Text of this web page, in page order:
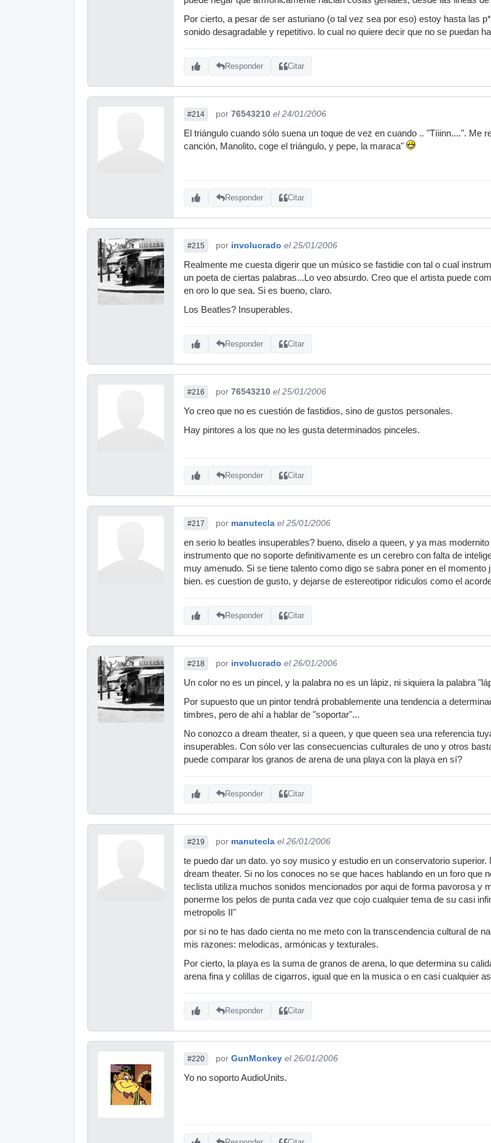
Por cierto, a pesar de ser asturiano (o tal vez sea por eso) estoy hasta las
sonido desagradable y repetitivo. lo cual no quiere decir que no se puedan
Responder Citar
#214 por 76543210 el 24/01/2006
El triángulo cuando sólo suena un toque de vez en cuando .. "Tíiinn....". Me
canción, Manolito, coge el triángulo, y pepe, la maraca"
Responder Citar
#215 por involucrado el 25/01/2006
Realmente me cuesta digerir que un músico se fastidie con tal o cual
un poeta de ciertas palabras...Lo veo absurdo. Creo que el artista puede
en oro lo que sea. Si es bueno, claro.
Los Beatles? Insuperables.
Responder Citar
#216 por 76543210 el 25/01/2006
Yo creo que no es cuestión de fastidios, sino de gustos personales.
Hay pintores a los que no les gusta determinados pinceles.
Responder Citar
#217 por manutecla el 25/01/2006
en serio lo beatles insuperables? bueno, diselo a queen, y ya mas
instrumento que no soporte definitivamente es un cerebro con falta de
muy amenudo. Si se tiene talento como digo se sabra poner en el
bien. es cuestion de gusto, y dejarse de estereotipor ridiculos como el
Responder Citar
#218 por involucrado el 26/01/2006
Un color no es un pincel, y la palabra no es un lápiz, ni siquiera la palabra
Por supuesto que un pintor tendrá probablemente una tendencia a
timbres, pero de ahí a hablar de "soportar"...
No conozco a dream theater, si a queen, y que queen sea una referencia
insuperables. Con sólo ver las consecuencias culturales de uno y otros
puede comparar los granos de arena de una playa con la playa en sí?
Responder Citar
#219 por manutecla el 26/01/2006
te puedo dar un dato. yo soy musico y estudio en un conservatorio
dream theater. Si no los conoces no se que haces hablando en un foro que
teclista utiliza muchos sonidos mencionados por aqui de forma pavorosa y
ponerme los pelos de punta cada vez que cojo cualquier tema de su casi
metropolis II"
por si no te has dado cienta no me meto con la transcendencia cultural de
mis razones: melodicas, armónicas y texturales.
Por cierto, la playa es la suma de granos de arena, lo que determina su
arena fina y colillas de cigarros, igual que en la musica o en casi cualquier
Responder Citar
#220 por GunMonkey el 26/01/2006
Yo no soporto AudioUnits.